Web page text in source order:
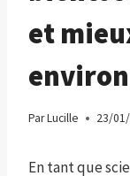
et
ParLucille 23/
En tant que